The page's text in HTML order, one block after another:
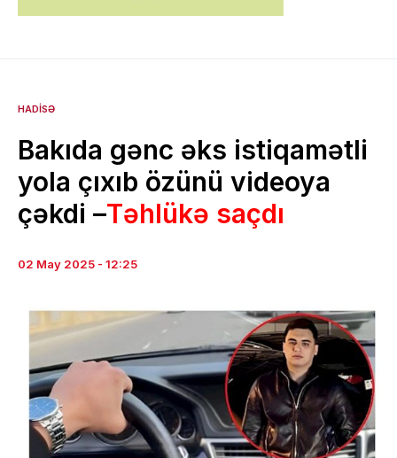
HADISƏ
Bakıda gənc əks istiqamətli
yola çıxıb özünü videoya
çəkdi –Təhlükə saçdı
02 May 2025 - 12:25